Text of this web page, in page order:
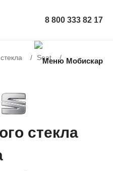
8 800 333 82 17
Seat
стекла